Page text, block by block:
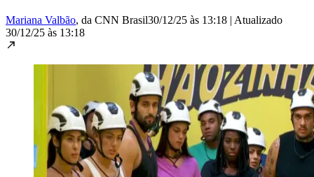
Mariana Valbão, da CNN Brasil30/12/25 às 13:18 | Atualizado
30/12/25 às 13:18